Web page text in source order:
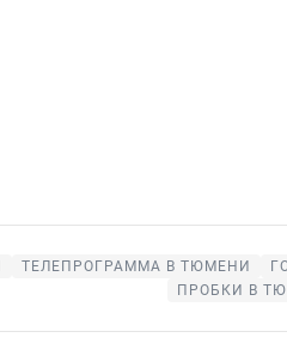
ТЕЛЕПРОГРАММА В ТЮМЕНИ
ПРОБКИ В